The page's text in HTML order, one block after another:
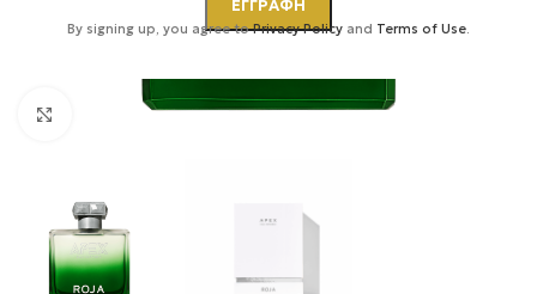
By signing up, you agree toPrivacy Policy and Terms of Use.
Κάντε κλικ για μεγέθυνση